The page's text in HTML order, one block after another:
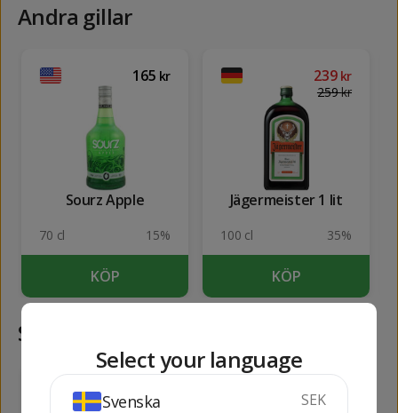
Andra gillar
165 kr
Sourz Apple
70 cl 15%
KÖP
239 kr
259kr
Jägermeister 1 lit
100 cl 35%
KÖP
Samma kategori
217 131 kr
Select your language
Svenska SEK